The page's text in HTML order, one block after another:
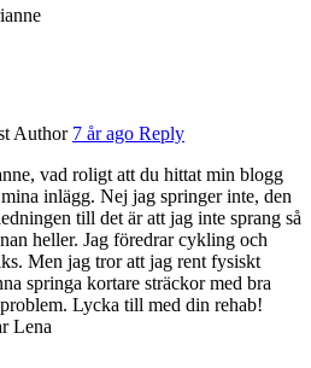
Author 7 år ago Reply
vad roligt att du hittat min blogg
inlägg. Nej jag springer inte, den
till det är att jag inte sprang så
heller. Jag föredrar cykling och
Men jag tror att jag rent fysiskt
springa kortare sträckor med bra
Lycka till med din rehab!
Lena